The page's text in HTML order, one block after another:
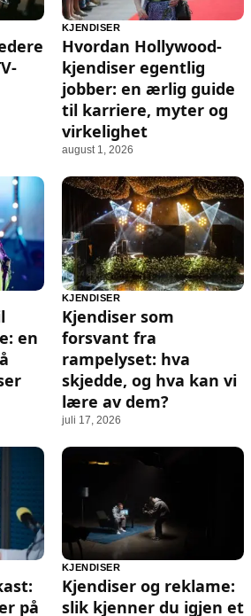
KJENDISER
Hvordan Hollywood-
kjendiser egentlig
jobber: en ærlig guide
til karriere, myter og
virkelighet
august 1, 2026
en
KJENDISER
Kjendiser som
forsvant fra
rampelyset: hva
skjedde, og hva kan vi
lære av dem?
juli 17, 2026
på
KJENDISER
Kjendiser og reklame:
slik kjenner du igjen et